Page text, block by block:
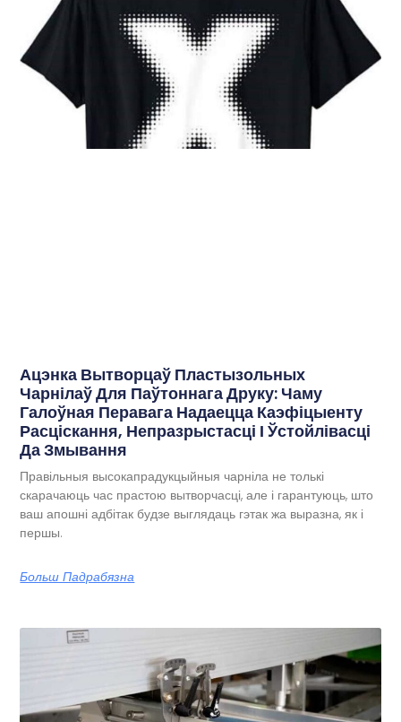
Ацэнка Вытворцаў Пластызольных
Чарнілаў Для Паўтоннага Друку: Чаму
Галоўная Перавага Надаецца Каэфіцыенту
Расціскання, Непразрыстасці І Ўстойлівасці
Да Змывання
Правільныя высокапрадукцыйныя чарніла не толькі
скарачаюць час прастою вытворчасці, але і гарантуюць, што
ваш апошні адбітак будзе выглядаць гэтак жа выразна, як і
першы.
Больш Падрабязна